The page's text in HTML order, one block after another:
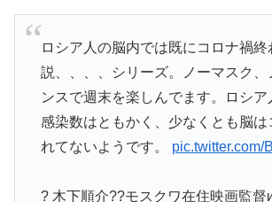
ロシア人の脳内では既にコロナ禍終
説、、、、シリーズ。ノーマスク、
ンスで週末を楽しんでます。ロシア
感染数はともかく、少なくとも脳は
れてないようです。 pic.twitter.com/
? 木下順介??モスクワ在住映画監督и